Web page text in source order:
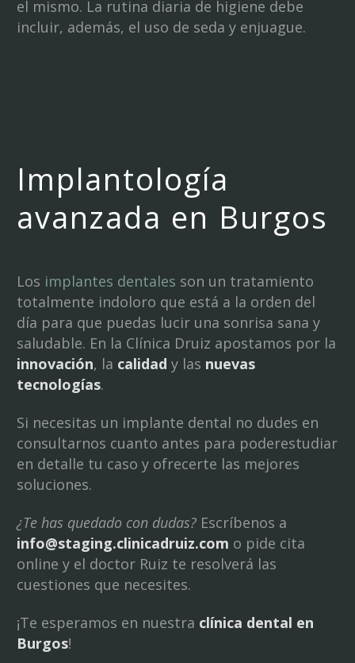
el mismo. La rutina diaria de higiene debe
incluir, además, el uso de seda y enjuague.
Implantología
avanzada en Burgos
Los implantes dentales son un tratamiento
totalmente indoloro que está a la orden del
día para que puedas lucir una sonrisa sana y
saludable. En la Clínica Druiz apostamos por la
innovación, la calidad y las nuevas
tecnologías.
Si necesitas un implante dental no dudes en
consultarnos cuanto antes para poderestudiar
en detalle tu caso y ofrecerte las mejores
soluciones.
¿Te has quedado con dudas?Escríbenos a
info@staging.clinicadruiz.com o pide cita
online y el doctor Ruiz te resolverá las
cuestiones que necesites.
¡Te esperamos en nuestra clínica dental en
Burgos!